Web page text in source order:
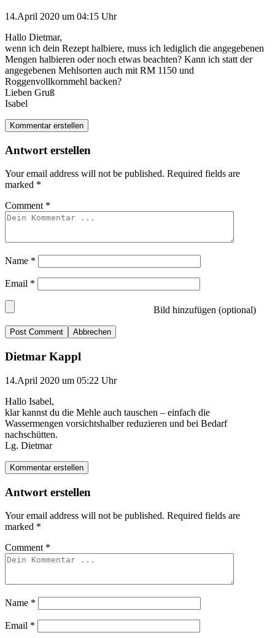
14.April 2020 um 04:15 Uhr
Hallo Dietmar,
wenn ich dein Rezept halbiere, muss ich lediglich die angegebenen
Mengen halbieren oder noch etwas beachten? Kann ich statt der
angegebenen Mehlsorten auch mit RM 1150 und
Roggenvollkornmehl backen?
Lieben Gruß
Isabel
Kommentar erstellen
Antwort erstellen
Your email address will not be published. Required fields are
marked *
Comment *
Name *
Email *
Bild hinzufügen (optional)
Abbrechen
Dietmar Kappl
14.April 2020 um 05:22 Uhr
Hallo Isabel,
klar kannst du die Mehle auch tauschen – einfach die
Wassermengen vorsichtshalber reduzieren und bei Bedarf
nachschütten.
Lg. Dietmar
Kommentar erstellen
Antwort erstellen
Your email address will not be published. Required fields are
marked *
Comment *
Name *
Email *